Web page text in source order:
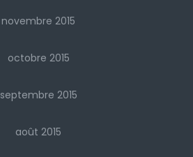
novembre 2015
octobre 2015
septembre 2015
août 2015